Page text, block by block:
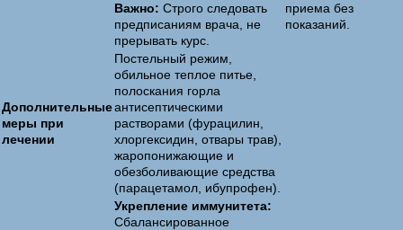
Важно: Строго следовать
предписаниям врача, не
прерывать курс.
приема без
показаний.
Дополнительные
меры при
лечении
Постельный режим,
обильное теплое питье,
полоскания горла
антисептическими
растворами (фурацилин,
хлоргексидин, отвары трав),
жаропонижающие и
обезболивающие средства
(парацетамол, ибупрофен).
Укрепление иммунитета:
Сбалансированное